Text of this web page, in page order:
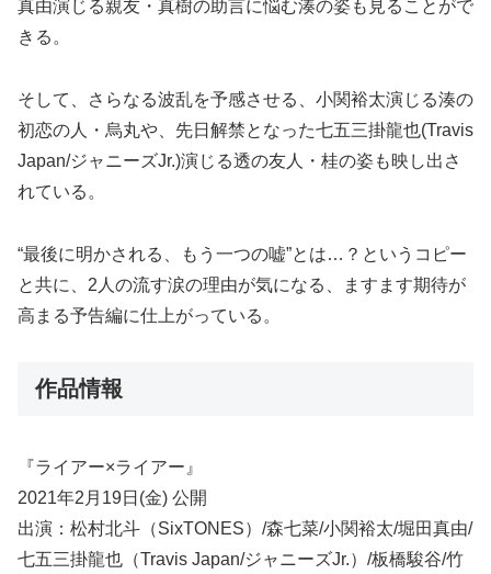
真由演じる親友・真樹の助言に悩む湊の姿も見ることがで
きる。
そして、さらなる波乱を予感させる、小関裕太演じる湊の
初恋の人・烏丸や、先日解禁となった七五三掛龍也(Travis
Japan/ジャニーズJr.)演じる透の友人・桂の姿も映し出さ
れている。
“最後に明かされる、もう一つの嘘”とは…？というコピー
と共に、2人の流す涙の理由が気になる、ますます期待が
高まる予告編に仕上がっている。
作品情報
『ライアー×ライアー』
2021年2月19日(金) 公開
出演：松村北斗（SixTONES）/森七菜/小関裕太/堀田真由/
七五三掛龍也（Travis Japan/ジャニーズJr.）/板橋駿谷/竹